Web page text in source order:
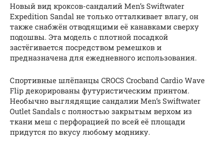
Новый вид кроксов-сандалий Men’s Swiftwater
Expedition Sandal не только отталкивает влагу, он
также снабжён отводящими её канавками сверху
подошвы. Эта модель с плотной посадкой
застёгивается посредством ремешков и
предназначена для ежедневного использования.
Спортивные шлёпанцы CROCS Crocband Cardio Wave
Flip декорированы футуристическим принтом.
Необычно выглядящие сандалии Men’s Swiftwater
Outlet Sandals с полностью закрытым верхом из
ткани меш с перфорацией по всей её площади
придутся по вкусу любому моднику.